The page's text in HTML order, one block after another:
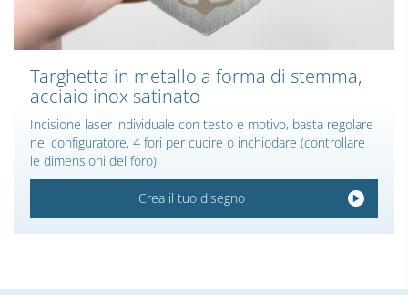
Targhetta in metallo a forma di stemma,
acciaio inox satinato
Incisione laser individuale con testo e motivo, basta regolare
nel configuratore, 4 fori per cucire o inchiodare (controllare
le dimensioni del foro).
Crea il tuo disegno